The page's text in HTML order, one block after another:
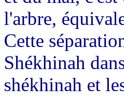
l'arbre,
Cette
Shékhinah
shékhinah et